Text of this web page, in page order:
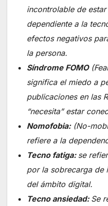
incontrolable de
dependiente a la
efectos negativos
la persona.
Síndrome FOMO
significa el miedo a
publicaciones en las
“necesita” estar
Nomofobia:(No-
refiere a la
Tecno fatiga: se
por la sobrecarga de
del ámbito digital.
Tecno ansiedad: Se